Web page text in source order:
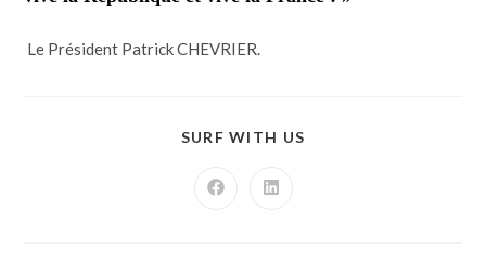
Le Président Patrick CHEVRIER.
SURF WITH US